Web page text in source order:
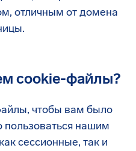
отличным от домена
cookie-файлы?
чтобы вам было
нашим
сессионные, так и